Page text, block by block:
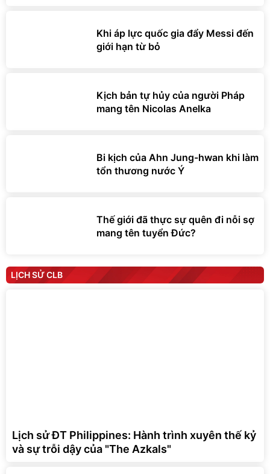
Khi áp lực quốc gia đẩy Messi đến
giới hạn từ bỏ
Kịch bản tự hủy của người Pháp
mang tên Nicolas Anelka
Bi kịch của Ahn Jung-hwan khi làm
tổn thương nước Ý
Thế giới đã thực sự quên đi nỗi sợ
mang tên tuyển Đức?
LỊCH SỬ CLB
Lịch sử ĐT Philippines: Hành trình xuyên thế kỷ
và sự trỗi dậy của "The Azkals"